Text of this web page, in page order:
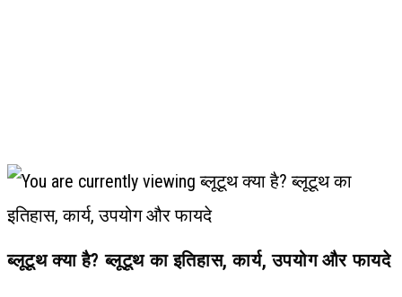
ब्लूटूथ क्या है? ब्लूटूथ का इतिहास, कार्य, उपयोग और फायदे